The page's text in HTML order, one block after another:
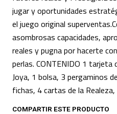
jugar y oportunidades
el juego original
asombrosas capacidades,
reales y pugna por hacerte
perlas. CONTENIDO 1
Joya, 1 bolsa, 3 pergaminos
fichas, 4 cartas de la
COMPARTIR ESTE PRODUCTO